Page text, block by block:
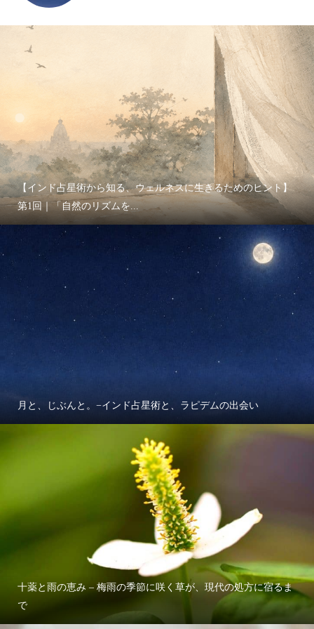
【インド占星術から知る、ウェルネスに生きるためのヒント】
第1回｜「自然のリズムを...
月と、じぶんと。−インド占星術と、ラピデムの出会い
十薬と雨の恵み – 梅雨の季節に咲く草が、現代の処方に宿るま
で